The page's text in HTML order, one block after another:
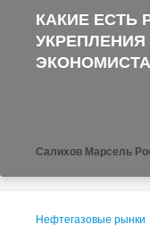
КАКИЕ ЕСТЬ
Салихов Марсель
Нефтегазовые рынки